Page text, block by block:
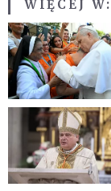
WIĘCEJ W: